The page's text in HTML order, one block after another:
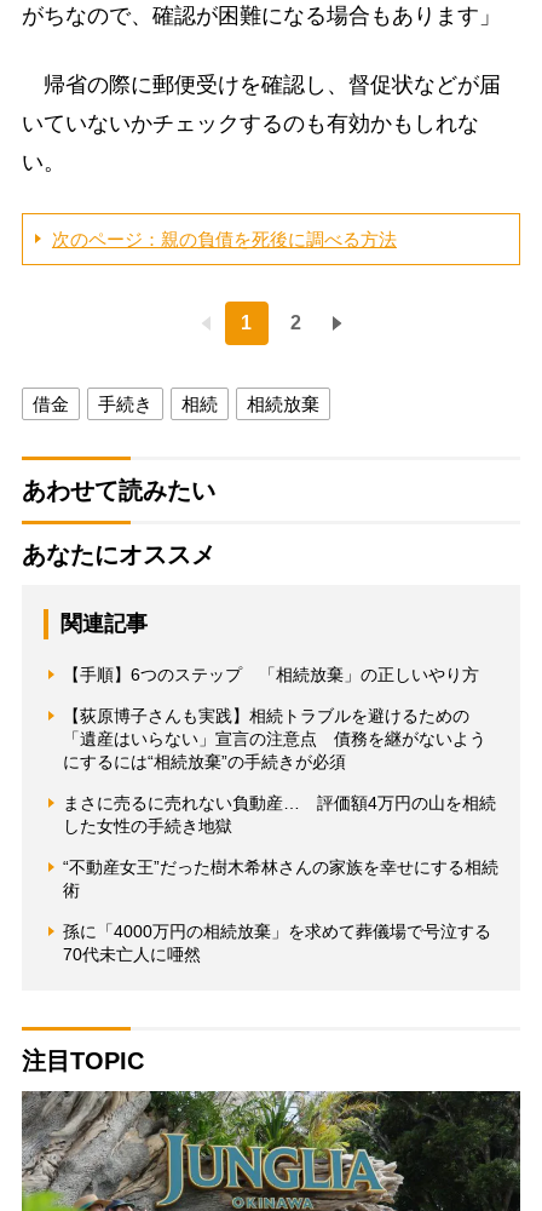
がちなので、確認が困難になる場合もあります」
帰省の際に郵便受けを確認し、督促状などが届
いていないかチェックするのも有効かもしれな
い。
次のページ：親の負債を死後に調べる方法
1 2
借金 手続き 相続 相続放棄
あわせて読みたい
あなたにオススメ
関連記事
【手順】6つのステップ 「相続放棄」の正しいやり方
【荻原博子さんも実践】相続トラブルを避けるための
「遺産はいらない」宣言の注意点 債務を継がないよう
にするには“相続放棄”の手続きが必須
まさに売るに売れない負動産… 評価額4万円の山を相続
した女性の手続き地獄
“不動産女王”だった樹木希林さんの家族を幸せにする相続
術
孫に「4000万円の相続放棄」を求めて葬儀場で号泣する
70代未亡人に唖然
注目TOPIC